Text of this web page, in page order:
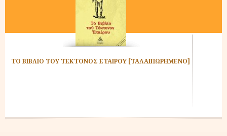
ΤΟ ΒΙΒΛΙΟ ΤΟΥ ΤΕΚΤΟΝΟΣ ΕΤΑΙΡΟΥ [ΤΑΛΑΙΠΩΡΗΜΕΝΟ]